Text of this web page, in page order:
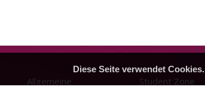
Allgemeine
Student Zone
Diese Seite verwendet Cookies.